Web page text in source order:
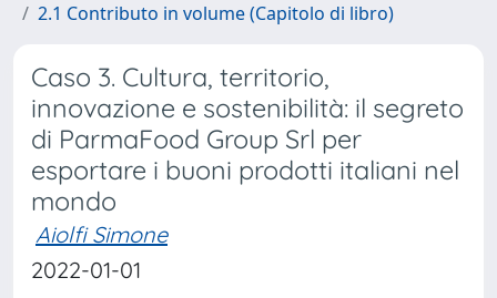
2.1 Contributo in volume (Capitolo di libro)
Caso 3. Cultura, territorio,
innovazione e sostenibilità: il segreto
di ParmaFood Group Srl per
esportare i buoni prodotti italiani nel
mondo
Aiolfi Simone
2022-01-01